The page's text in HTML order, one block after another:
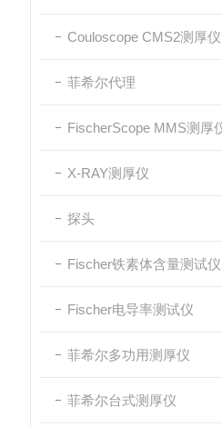
Couloscope CMS2测厚仪
菲希尔代理
FischerScope MMS测厚
X-RAY测厚仪
探头
Fischer铁素体含量测试仪
Fischer电导率测试仪
菲希尔多功用测厚仪
菲希尔台式测厚仪